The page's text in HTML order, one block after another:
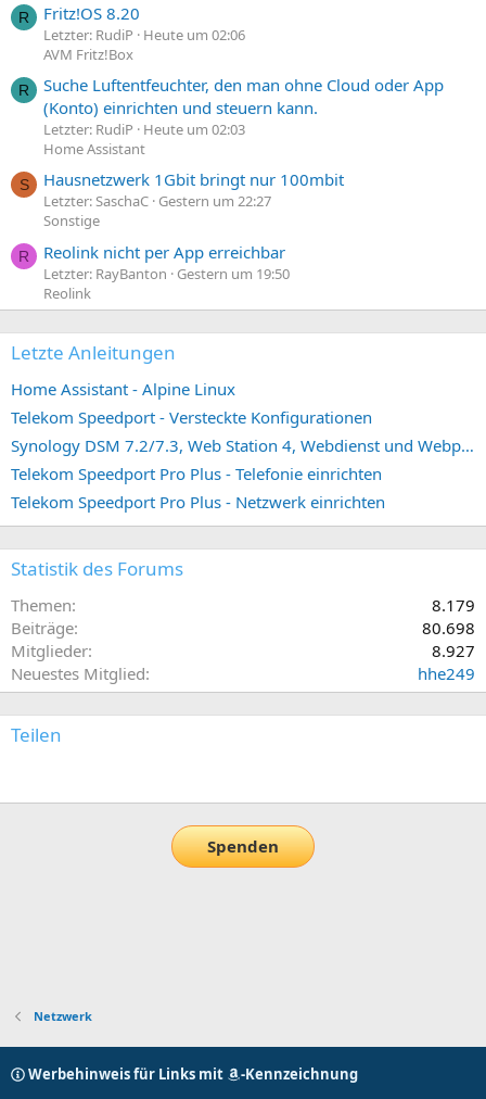
R Fritz!OS 8.20
Letzter: RudiP
Heute um 02:06
AVM Fritz!Box
R
Suche Luftentfeuchter, den man ohne Cloud oder App
(Konto) einrichten und steuern kann.
Letzter: RudiP
Heute um 02:03
Home Assistant
S Hausnetzwerk 1Gbit bringt nur 100mbit
Letzter: SaschaC Gestern um 22:27
Sonstige
R Reolink nicht per App erreichbar
Letzter: RayBanton
Gestern um 19:50
Reolink
Letzte Anleitungen
Home Assistant - Alpine Linux
Telekom Speedport - Versteckte Konfigurationen
Synology DSM 7.2/7.3, Web Station 4, Webdienst und Webportal erstellen (ehemals vHost)
Telekom Speedport Pro Plus - Telefonie einrichten
Telekom Speedport Pro Plus - Netzwerk einrichten
Statistik des Forums
Themen
8.179
Beiträge
80.698
Mitglieder
8.927
Neuestes Mitglied
hhe249
Teilen
Spenden
Netzwerk
Werbehinweis für Links mit -Kennzeichnung